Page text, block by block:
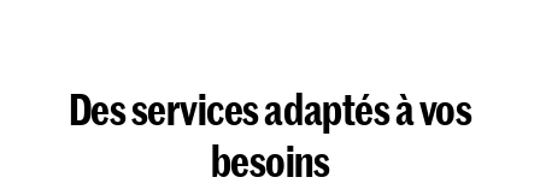
Des services adaptés à vos
besoins